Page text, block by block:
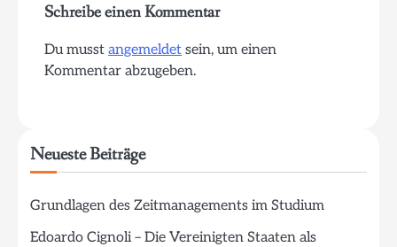
Schreibe einen Kommentar
Du musst angemeldet sein, um einen
Kommentar abzugeben.
Neueste Beiträge
Grundlagen des Zeitmanagements im Studium
Edoardo Cignoli – Die Vereinigten Staaten als